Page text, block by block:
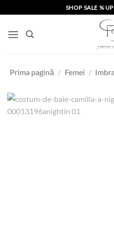
to
content
SHOP SALE %
Prima pagină / Femei /